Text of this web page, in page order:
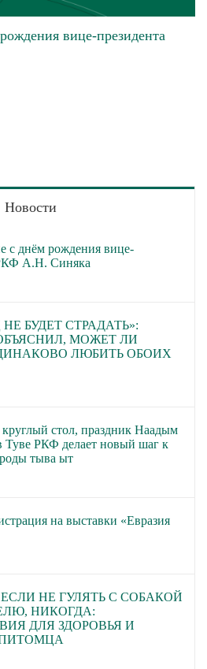
вице-президента
Новости
с днём рождения вице-
А.Н. Синяка
БУДЕТ СТРАДАТЬ»:
МОЖЕТ ЛИ
ЛЮБИТЬ ОБОИХ
стол, праздник Наадым
Туве РКФ делает новый шаг к
тыва ыт
на выставки «Евразия
ЕСЛИ НЕ ГУЛЯТЬ С СОБАКОЙ
НИКОГДА:
ДЛЯ ЗДОРОВЬЯ И